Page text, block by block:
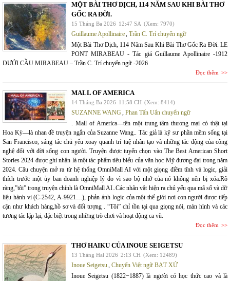
MỘT BÀI THƠ DỊCH, 114 NĂM SAU KHI BÀI THƠ
GỐC RA ĐỜI.
15 Tháng Ba 2026 12:47 SA (Xem: 7970)
Guillaume Apollinaire, Trần C. Trí chuyển ngữ
Một Bài Thơ Dịch, 114 Năm Sau Khi Bài Thơ Gốc Ra Đời. LE
PONT MIRABEAU - Tác giả Guillaume Apollinaire -1912
DƯỚI CẦU MIRABEAU – Trần C. Trí chuyển ngữ -2026
Đọc thêm
MALL OF AMERICA
14 Tháng Ba 2026 11:58 CH (Xem: 8414)
SUZANNE WANG, Phan Tấn Uẩn chuyển ngữ
. Mall of America—tên một trung tâm thương mại có thật tại
Hoa Kỳ—là nhan đề truyện ngắn của Suzanne Wang.. Tác giả là kỹ sư phần mềm sống tại
San Francisco, sáng tác chủ yếu xoay quanh trí tuệ nhân tạo và những tác động của công
nghệ đối với đời sống con người. Truyện được tuyển chọn vào The Best American Short
Stories 2024 được ghi nhận là một tác phẩm tiêu biểu của văn học Mỹ đương đại trong năm
2024. Câu chuyện mở ra từ hệ thống OmniMall AI với một giọng điềm tĩnh và logic, giải
thích trước một ủy ban doanh nghiệp lý do vì sao bộ nhớ của nó không nên bị xóa.Rõ
ràng,”tôi” trong truyện chính là OmniMall AI..Các nhân vật hiện ra chủ yếu qua mã số và dữ
liệu hành vi (C-2542, A-9921…), phản ánh logic của một thế giới nơi con người được tiếp
cận như khách hàng,hồ sơ và đối tượng . “Tôi” chỉ tồn tại qua giọng nói, màn hình và các
tương tác lặp lại, đặc biệt trong những trò chơi và hoạt động ca vũ.
Đọc thêm
THƠ HAIKU CỦA INOUE SEIGETSU
13 Tháng Hai 2026 2:13 CH (Xem: 12489)
Inoue Seigetsu, Chuyển Việt ngữ BẠT XỨ
Inoue Seigetsu (1822−1887) là người có học thức cao và là